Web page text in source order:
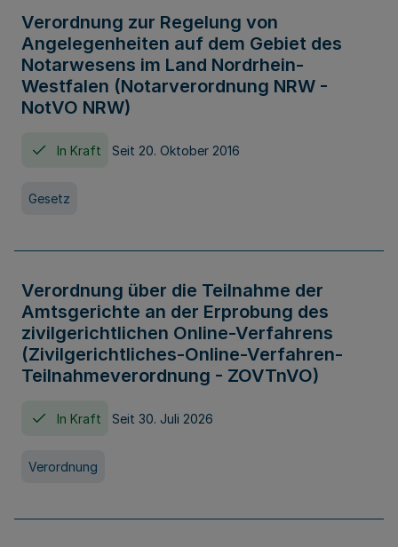
Verordnung zur Regelung von
Angelegenheiten auf dem Gebiet des
Notarwesens im Land Nordrhein-
Westfalen (Notarverordnung NRW -
NotVO NRW)
In Kraft Seit 20. Oktober 2016
Gesetz
Verordnung über die Teilnahme der
Amtsgerichte an der Erprobung des
zivilgerichtlichen Online-Verfahrens
(Zivilgerichtliches-Online-Verfahren-
Teilnahmeverordnung - ZOVTnVO)
In Kraft Seit 30. Juli 2026
Verordnung